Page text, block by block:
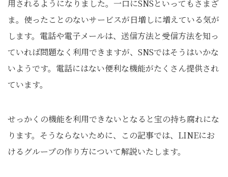
用されるようになりました。一口にSNSといってもさまざ
ま。使ったことのないサービスが日増しに増えている気が
します。電話や電子メールは、送信方法と受信方法を知っ
ていれば問題なく利用できますが、SNSではそうはいかな
いようです。電話にはない便利な機能がたくさん提供され
ています。
せっかくの機能を利用できないとなると宝の持ち腐れにな
ります。そうならないために、この記事では、LINEにお
けるグループの作り方について解説いたします。